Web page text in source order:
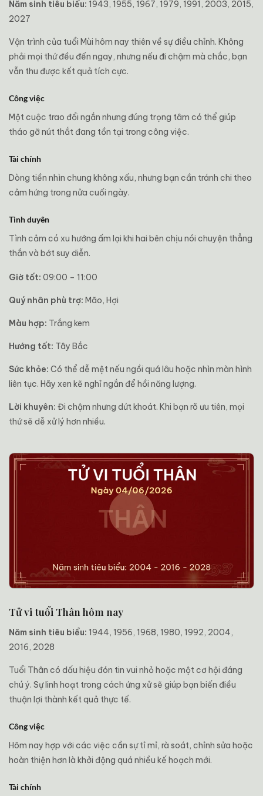
Năm sinh tiêu biểu: 1943, 1955, 1967, 1979, 1991, 2003, 2015,
2027
Vận trình của tuổi Mùi hôm nay thiên về sự điều chỉnh. Không
phải mọi thứ đều đến ngay, nhưng nếu đi chậm mà chắc, bạn
vẫn thu được kết quả tích cực.
Công việc
Một cuộc trao đổi ngắn nhưng đúng trọng tâm có thể giúp
tháo gỡ nút thắt đang tồn tại trong công việc.
Tài chính
Dòng tiền nhìn chung không xấu, nhưng bạn cần tránh chi theo
cảm hứng trong nửa cuối ngày.
Tình duyên
Tình cảm có xu hướng ấm lại khi hai bên chịu nói chuyện thẳng
thắn và bớt suy diễn.
Giờ tốt: 09:00 – 11:00
Quý nhân phù trợ: Mão, Hợi
Màu hợp: Trắng kem
Hướng tốt: Tây Bắc
Sức khỏe: Có thể dễ mệt nếu ngồi quá lâu hoặc nhìn màn hình
liên tục. Hãy xen kẽ nghỉ ngắn để hồi năng lượng.
Lời khuyên: Đi chậm nhưng dứt khoát. Khi bạn rõ ưu tiên, mọi
thứ sẽ dễ xử lý hơn nhiều.
Tử vi tuổi Thân hôm nay
Năm sinh tiêu biểu: 1944, 1956, 1968, 1980, 1992, 2004,
2016, 2028
Tuổi Thân có dấu hiệu đón tin vui nhỏ hoặc một cơ hội đáng
chú ý. Sự linh hoạt trong cách ứng xử sẽ giúp bạn biến điều
thuận lợi thành kết quả thực tế.
Công việc
Hôm nay hợp với các việc cần sự tỉ mỉ, rà soát, chỉnh sửa hoặc
hoàn thiện hơn là khởi động quá nhiều kế hoạch mới.
Tài chính